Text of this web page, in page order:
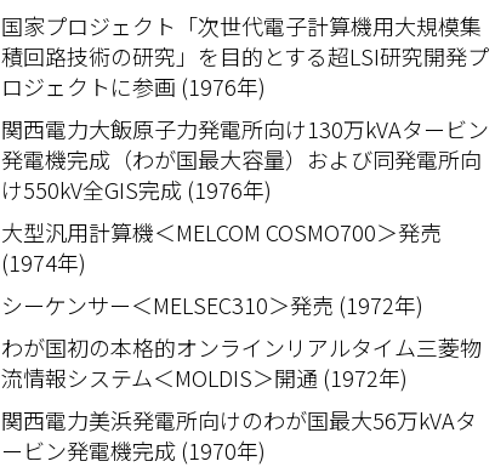
国家プロジェクト「次世代電子計算機用大規模集
積回路技術の研究」を目的とする超LSI研究開発プ
ロジェクトに参画 (1976年)
関西電力大飯原子力発電所向け130万kVAタービン
発電機完成（わが国最大容量）および同発電所向
け550kV全GIS完成 (1976年)
大型汎用計算機＜MELCOM COSMO700＞発売
(1974年)
シーケンサー＜MELSEC310＞発売 (1972年)
わが国初の本格的オンラインリアルタイム三菱物
流情報システム＜MOLDIS＞開通 (1972年)
関西電力美浜発電所向けのわが国最大56万kVAタ
ービン発電機完成 (1970年)